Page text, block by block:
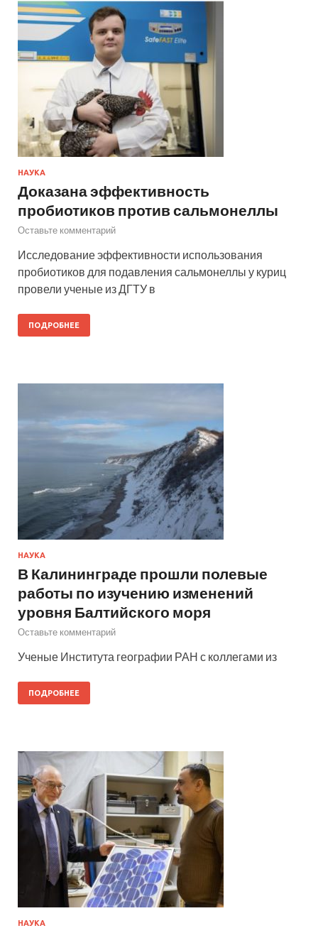
НАУКА
Доказана эффективность
пробиотиков против сальмонеллы
Оставьте комментарий
Исследование эффективности использования
пробиотиков для подавления сальмонеллы у куриц
провели ученые из ДГТУ в
ПОДРОБНЕЕ
НАУКА
В Калининграде прошли полевые
работы по изучению изменений
уровня Балтийского моря
Оставьте комментарий
Ученые Института географии РАН с коллегами из
ПОДРОБНЕЕ
НАУКА